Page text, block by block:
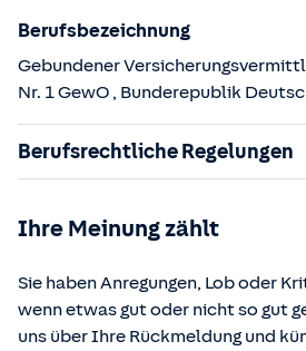
Berufsbezeichnung
Gebundener
Nr. 1 GewO , Bunderepublik
Berufsrechtliche Regelungen
§§ 59 – 68 Gesetz über den
§ 48b
Verordnung über die
Ihre Meinung zählt
Sie haben Anregungen, Lob oder
wenn etwas gut oder nicht so gut
uns über Ihre Rückmeldung und